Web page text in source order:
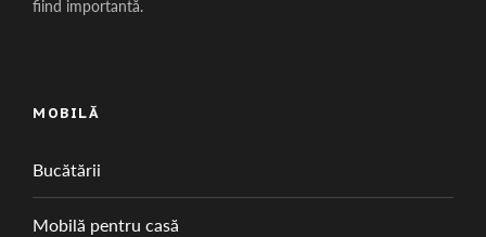
fiind importantă.
MOBILĂ
Bucătării
Mobilă pentru casă